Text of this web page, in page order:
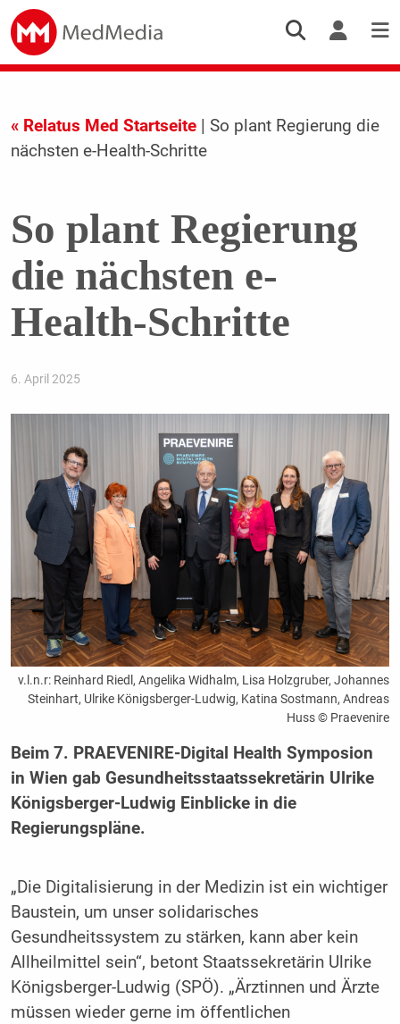
« Relatus Med Startseite| So plant Regierung die
nächsten e-Health-Schritte
So plant Regierung
die nächsten e-
Health-Schritte
6. April 2025
v.l.n.r: Reinhard Riedl, Angelika Widhalm, Lisa Holzgruber, Johannes
Steinhart, Ulrike Königsberger-Ludwig, Katina Sostmann, Andreas
Huss © Praevenire
Beim 7. PRAEVENIRE-Digital Health Symposion
in Wien gab Gesundheitsstaatssekretärin Ulrike
Königsberger-Ludwig Einblicke in die
Regierungspläne.
„Die Digitalisierung in der Medizin ist ein wichtiger
Baustein, um unser solidarisches
Gesundheitssystem zu stärken, kann aber kein
Allheilmittel sein“, betont Staatssekretärin Ulrike
Königsberger-Ludwig (SPÖ). „Ärztinnen und Ärzte
müssen wieder gerne im öffentlichen